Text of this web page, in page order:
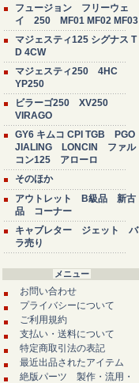
フュージョン フリーウェ
イ 250 MF01 MF02 MF03
マジェスティ125 シグナス T
D 4CW
マジェスティ250 4HC
YP250
ビラーゴ250 XV250
VIRAGO
GY6 キムコ CPI TGB PGO
JIALING LONCIN ファル
コン125 アローロ
そのほか
アウトレット B級品 新古
品 コーナー
キャブレター ジェット バ
ラ売り
メニュー
お問い合わせ
プライバシーについて
ご利用規約
支払い・送料について
特定商取引法の表記
最近出品されたアイテム
絶版パーツ 製作・流用・